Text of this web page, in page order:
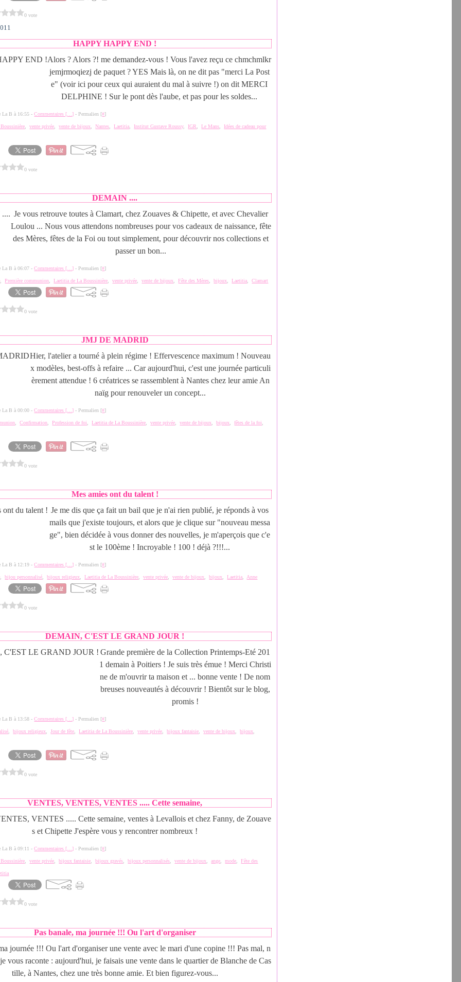
0 vote
HAPPY HAPPY END !
Alors ? Alors ?! me demandez-vous ! Vous l'avez reçu ce chmchmlkr
jemjrmoqiezj de paquet ? YES Mais là, on ne dit pas "merci La Post
e" (voir ici pour ceux qui auraient du mal à suivre !) on dit MERCI
DELPHINE ! Sur le pont dès l'aube, et pas pour les soldes...
La B à 16:55 -Commentaires [ …] - Permalien [#]
,vente privée ,vente de bijoux ,Nantes ,Laetitia ,Institut Gustave Roussy,IGR ,Le Mans ,Idées de cadeau pour
0 vote
DEMAIN ....
Je vous retrouve toutes à Clamart, chez Zouaves & Chipette, et avec Chevalier
Loulou ... Nous vous attendons nombreuses pour vos cadeaux de naissance, fête
des Mères, fêtes de la Foi ou tout simplement, pour découvrir nos collections et
passer un bon...
La B à 06:07 -Commentaires [ …] - Permalien [#]
,Première communion ,Laetitia de La Boussinière ,vente privée ,vente de bijoux ,Fête des Mères ,bijoux ,Laetitia ,Clamart
0 vote
JMJ DE MADRID
Hier, l'atelier a tourné à plein régime ! Effervescence maximum ! Nouveau
x modèles, best-offs à refaire ... Car aujourd'hui, c'est une journée particuli
èrement attendue ! 6 créatrices se rassemblent à Nantes chez leur amie An
naïg pour renouveler un concept...
La B à 00:00 -Commentaires [ …] - Permalien [#]
,Confirmation ,Profession de foi ,Laetitia de La Boussinière ,vente privée ,vente de bijoux ,bijoux ,fêtes de la foi
0 vote
Mes amies ont du talent !
Je me dis que ça fait un bail que je n'ai rien publié, je réponds à vos
mails que j'existe toujours, et alors que je clique sur "nouveau messa
ge", bien décidée à vous donner des nouvelles, je m'aperçois que c'e
st le 100ème ! Incroyable ! 100 ! déjà ?!!!...
La B à 12:19 -Commentaires [ …] - Permalien [#]
,bijou personnalisé ,bijoux religieux ,Laetitia de La Boussinière ,vente privée ,vente de bijoux ,bijoux ,Laetitia Anne
0 vote
DEMAIN, C'EST LE GRAND JOUR !
Grande première de la Collection Printemps-Eté 201
1 demain à Poitiers ! Je suis très émue ! Merci Christi
ne de m'ouvrir ta maison et ... bonne vente ! De nom
breuses nouveautés à découvrir ! Bientôt sur le blog,
promis !
La B à 13:58 -Commentaires [ …] - Permalien [#]
,bijoux religieux ,Jour de fête ,Laetitia de La Boussinière ,vente privée ,bijoux fantaisie ,vente de bijoux ,bijoux
0 vote
VENTES, VENTES, VENTES ..... Cette semaine,
VENTES ..... Cette semaine, ventes à Levallois et chez Fanny, de Zouave
s et Chipette J'espère vous y rencontrer nombreux !
La B à 09:11 -Commentaires [ …] - Permalien [#]
,vente privée ,bijoux fantaisie ,bijoux gravés ,bijoux personnalisés ,vente de bijoux ,ange ,mode ,Fête des
0 vote
Pas banale, ma journée !!! Ou l'art d'organiser
journée !!! Ou l'art d'organiser une vente avec le mari d'une copine !!! Pas mal, n
vous raconte : aujourd'hui, je faisais une vente dans le quartier de Blanche de Cas
tille, à Nantes, chez une très bonne amie. Et bien figurez-vous...